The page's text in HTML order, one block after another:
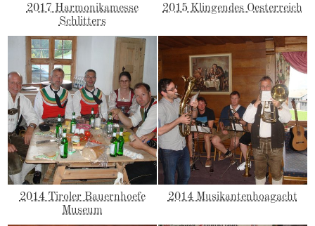
2017 Harmonikamesse
Schlitters
2015 Klingendes Oesterreich
2014 Tiroler Bauernhoefe
Museum
2014 Musikantenhoagacht